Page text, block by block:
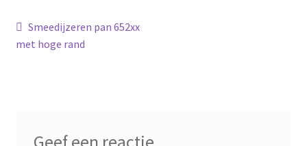
Bericht
navigatie
Vorig
bericht:
Smeedijzeren pan 652xx
met hoge rand